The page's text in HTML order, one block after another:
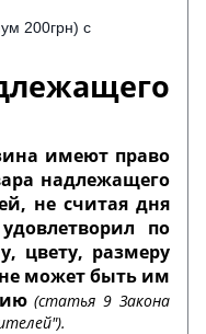
200грн) с
имеют право
надлежащего
не считая дня
по
цвету, размеру
может быть им
(статья 9 Закона